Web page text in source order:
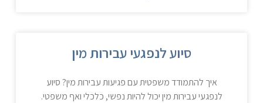
סיוע לנפגעי עבירות מין
איך להתמודד משפטית עם פגיעות עבירות מין? סיוע
לנפגעי עבירות מין יכול להיות נפשי, כלכלי ואף משפטי.